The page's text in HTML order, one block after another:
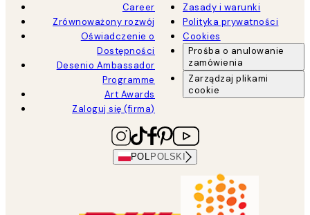
Career
Zrównoważony rozwój
Oświadczenie o
Dostępności
Desenio Ambassador
Programme
Art Awards
Zaloguj się (firma)
Zasady i warunki
Polityka prywatności
Cookies
Prośba o anulowanie
zamówienia
Zarządzaj plikami
cookie
POL POLSKI